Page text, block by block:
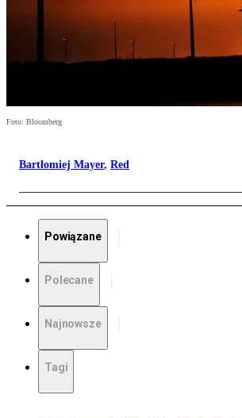
Foto: Bloomberg
Bartłomiej Mayer, Red
Powiązane
Polecane
Najnowsze
Tagi